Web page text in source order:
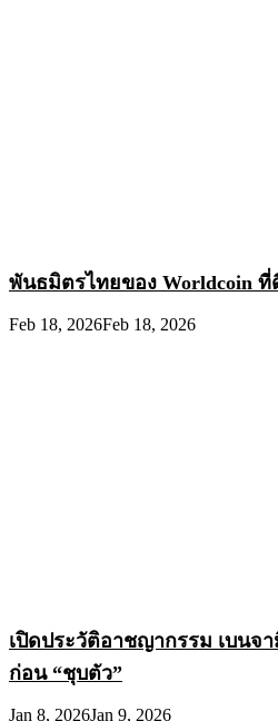
พันธมิตรไทยของ Worldcoin ที่
Feb 18, 2026Feb 18, 2026
เปิดประวัติอาชญากรรม เบนจา
ก่อน “ชุบตัว”
Jan 8, 2026Jan 9, 2026